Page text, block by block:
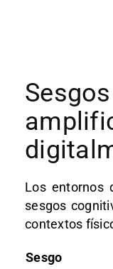
Los entornos
sesgos
contextos
Sesgo